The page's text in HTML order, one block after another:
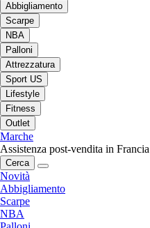
Abbigliamento
Scarpe
NBA
Palloni
Attrezzatura
Sport US
Lifestyle
Fitness
Outlet
Marche
Assistenza post-vendita in Francia
Cerca
Novità
Abbigliamento
Scarpe
NBA